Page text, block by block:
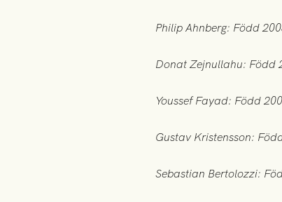
Philip Ahnberg: Född
Donat Zejnullahu: Född
Youssef Fayad: Född
Gustav Kristensson:
Sebastian Bertolozzi: